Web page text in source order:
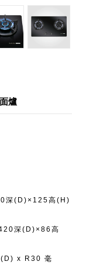
爐
深(D)×125高(H)
深(D)×86高
x R30 毫